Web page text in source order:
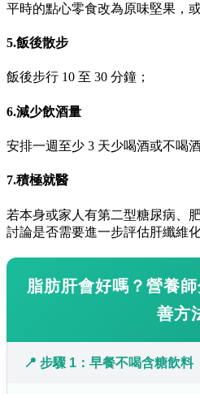
平時的點心零食改為原味堅果，
5.飯後散步
飯後步行 10 至 30 分鐘；
6.減少飲酒量
安排一週至少 3 天少喝酒或不喝酒
7.積極就醫
若本身或家人有第二型糖尿病、
討論是否需要進一步評估肝纖維化
脂肪肝會好嗎？營養
善方
📍 步驟 1：早餐不喝含糖飲料